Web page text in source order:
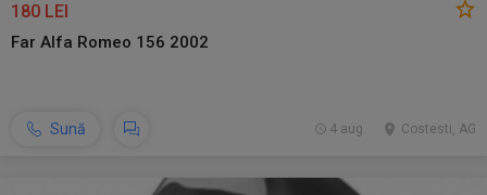
180 LEI
Far Alfa Romeo 156 2002
Sună Costesti, AG
4 aug.